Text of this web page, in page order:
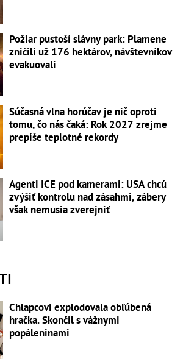
Požiar pustoší slávny park: Plamene
zničili už 176 hektárov, návštevníkov
evakuovali
Súčasná vlna horúčav je nič oproti
tomu, čo nás čaká: Rok 2027 zrejme
prepíše teplotné rekordy
Agenti ICE pod kamerami: USA chcú
zvýšiť kontrolu nad zásahmi, zábery
však nemusia zverejniť
Chlapcovi explodovala obľúbená
hračka. Skončil s vážnymi
popáleninami